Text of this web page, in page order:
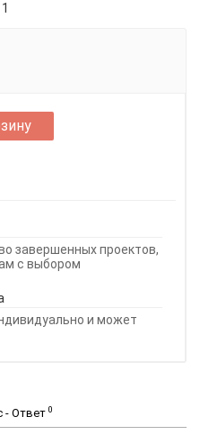
1
завершенных проектов,
с выбором
и может
- Ответ 0